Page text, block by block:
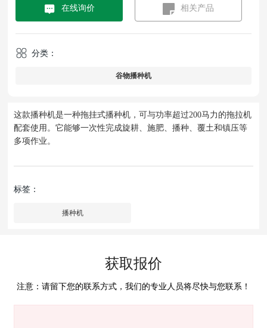
这款播种机是一种拖挂式播种机，可与功率超过200马力的拖拉机
配套使用。它能够一次性完成旋耕、施肥、播种、覆土和镇压等
多项作业。
标签：
播种机
在线询价 相关产品
分类：
谷物播种机
获取报价
注意：请留下您的联系方式，我们的专业人员将尽快与您联系！